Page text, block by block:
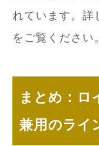
れています。詳
をご覧ください
まとめ：ロ
兼用のライ